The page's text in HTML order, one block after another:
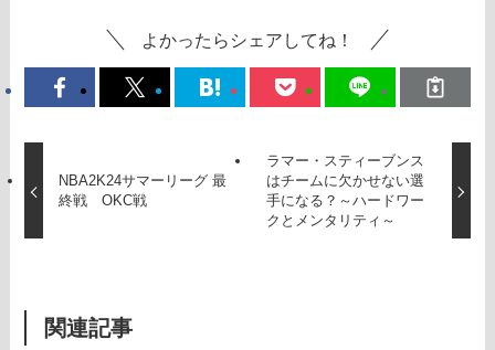
よかったらシェアしてね！
NBA2K24サマーリーグ 最
終戦 OKC戦
ラマー・スティーブンス
はチームに欠かせない選
手になる？～ハードワー
クとメンタリティ～
関連記事